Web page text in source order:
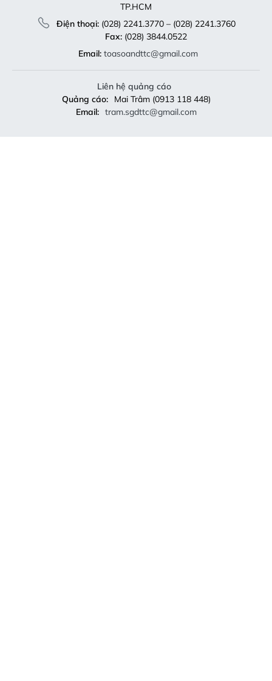
TP.HCM
Điện thoại:(028) 2241.3770 – (028) 2241.3760
Fax:(028) 3844.0522
Email: toasoandttc@gmail.com
Liên hệ quảng cáo
Quảng cáo:
Mai Trâm (0913 118 448)
Email: tram.sgdttc@gmail.com